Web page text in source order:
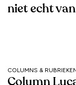
niet echt van
COLUMNS &
Column